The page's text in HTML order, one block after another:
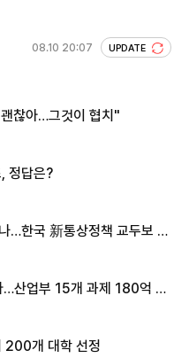
08.10 20:07 UPDATE
찮아…그것이 협치"
정답은?
…한국 新통상정책 교두보 활
…산업부 15개 과제 180억 지
200개 대학 선정